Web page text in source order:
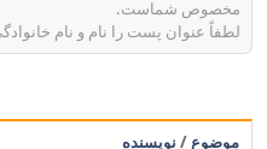
مخصوص شماست.
لطفاً عنوان پست را نام و نام
موضوع / نویسنده